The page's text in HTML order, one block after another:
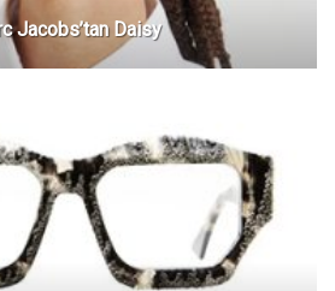
Jacobs’tan Daisy